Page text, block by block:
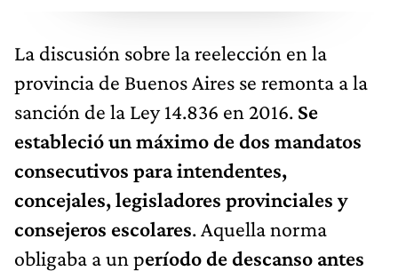
La discusión sobre la reelección en la
provincia de Buenos Aires se remonta a la
sanción de la Ley 14.836 en 2016. Se
estableció un máximo de dos mandatos
consecutivos para intendentes,
concejales, legisladores provinciales y
consejeros escolares. Aquella norma
obligaba a un período de descanso antes